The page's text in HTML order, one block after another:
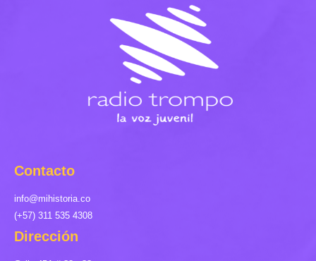
Contacto
info@mihistoria.co
(+57) 311 535 4308
Dirección